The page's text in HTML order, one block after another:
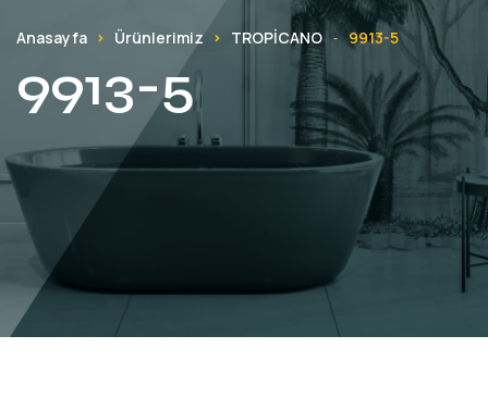
Anasayfa Ürünlerimiz TROPİCANO - 9913-5
9913-5